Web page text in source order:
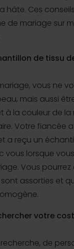
hâte. Ces
de mariage sur
de tissu
vous ne
mais aussi
à la couleur de
Votre fiancée
a reçu un
vous lorsque
Vous pourrez
assorties et
votre
de